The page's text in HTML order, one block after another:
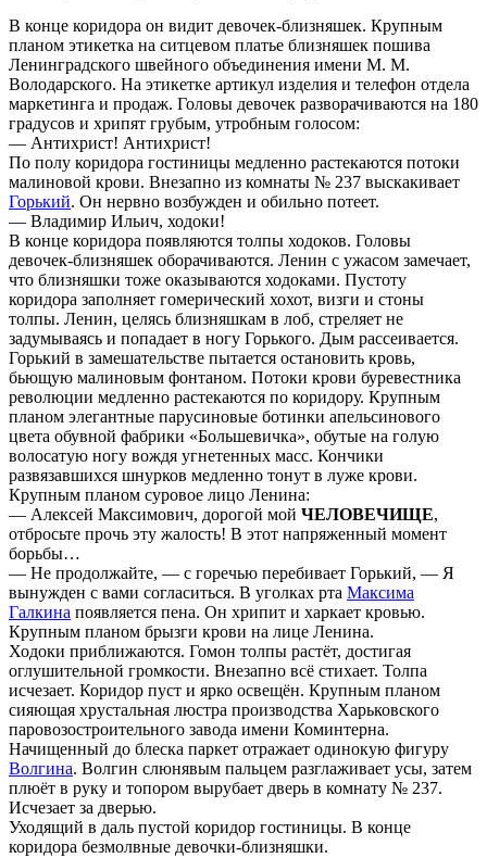
В конце коридора он видит девочек-близняшек. Крупным
планом этикетка на ситцевом платье близняшек пошива
Ленинградского швейного объединения имени М. М.
Володарского. На этикетке артикул изделия и телефон отдела
маркетинга и продаж. Головы девочек разворачиваются на 180
градусов и хрипят грубым, утробным голосом:
— Антихрист! Антихрист!
По полу коридора гостиницы медленно растекаются потоки
малиновой крови. Внезапно из комнаты № 237 выскакивает
Горький. Он нервно возбужден и обильно потеет.
— Владимир Ильич, ходоки!
В конце коридора появляются толпы ходоков. Головы
девочек-близняшек оборачиваются. Ленин с ужасом замечает,
что близняшки тоже оказываются ходоками. Пустоту
коридора заполняет гомерический хохот, визги и стоны
толпы. Ленин, целясь близняшкам в лоб, стреляет не
задумываясь и попадает в ногу Горького. Дым рассеивается.
Горький в замешательстве пытается остановить кровь,
бьющую малиновым фонтаном. Потоки крови буревестника
революции медленно растекаются по коридору. Крупным
планом элегантные парусиновые ботинки апельсинового
цвета обувной фабрики «Большевичка», обутые на голую
волосатую ногу вождя угнетенных масс. Кончики
развязавшихся шнурков медленно тонут в луже крови.
Крупным планом суровое лицо Ленина:
— Алексей Максимович, дорогой мой ЧЕЛОВЕЧИЩЕ,
отбросьте прочь эту жалость! В этот напряженный момент
борьбы…
— Не продолжайте, — с горечью перебивает Горький, — Я
вынужден с вами согласиться. В уголках рта Максима
Галкина появляется пена. Он хрипит и харкает кровью.
Крупным планом брызги крови на лице Ленина.
Ходоки приближаются. Гомон толпы растёт, достигая
оглушительной громкости. Внезапно всё стихает. Толпа
исчезает. Коридор пуст и ярко освещён. Крупным планом
сияющая хрустальная люстра производства Харьковского
паровозостроительного завода имени Коминтерна.
Начищенный до блеска паркет отражает одинокую фигуру
Волгина. Волгин слюнявым пальцем разглаживает усы, затем
плюёт в руку и топором вырубает дверь в комнату № 237.
Исчезает за дверью.
Уходящий в даль пустой коридор гостиницы. В конце
коридора безмолвные девочки-близняшки.